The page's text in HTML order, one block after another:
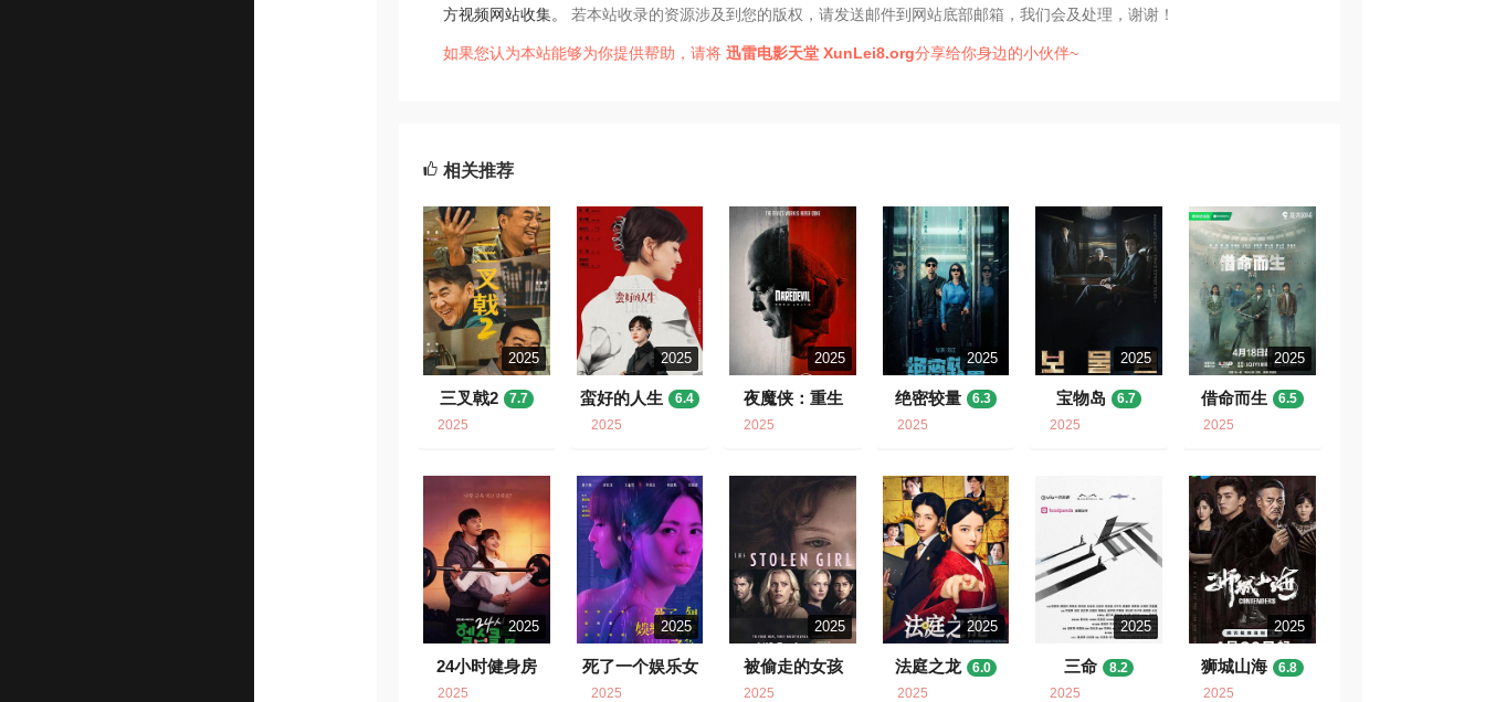
方视频网站收集。 若本站收录的资源涉及到您的版权，请发送邮件到网站底部邮箱，我们会及处理，谢谢！
如果您认为本站能够为你提供帮助，请将迅雷电影天堂 XunLei8.org分享给你身边的小伙伴~
相关推荐
2025
三叉戟2
7.7
2025
2025
蛮好的人生
6.4
2025
2025
夜魔侠：重生
2025
2025
绝密较量
6.3
2025
2025
宝物岛
6.7
2025
2025
借命而生
6.5
2025
2025
24小时健身房
2025
2025
死了一个娱乐女
记者之后
2025
2025
被偷走的女孩
2025
2025
法庭之龙
6.0
2025
2025
三命
8.2
2025
2025
狮城山海
6.8
2025